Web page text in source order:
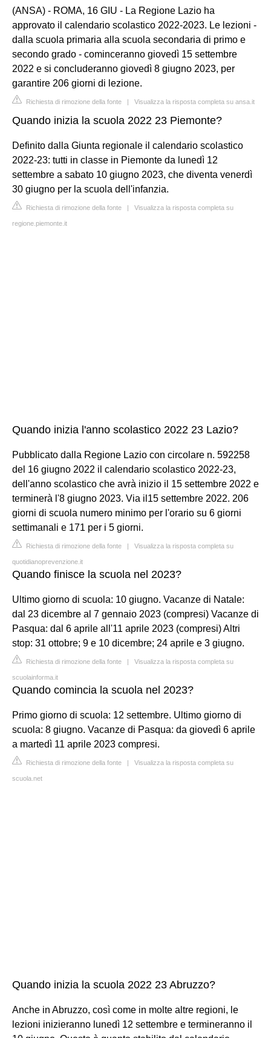
(ANSA) - ROMA, 16 GIU - La Regione Lazio ha
approvato il calendario scolastico 2022-2023. Le lezioni -
dalla scuola primaria alla scuola secondaria di primo e
secondo grado - cominceranno giovedì 15 settembre
2022 e si concluderanno giovedì 8 giugno 2023, per
garantire 206 giorni di lezione.
Richiesta di rimozione della fonte | Visualizza la risposta completa su ansa.it
Quando inizia la scuola 2022 23 Piemonte?
Definito dalla Giunta regionale il calendario scolastico
2022-23: tutti in classe in Piemonte da lunedì 12
settembre a sabato 10 giugno 2023, che diventa venerdì
30 giugno per la scuola dell'infanzia.
Richiesta di rimozione della fonte | Visualizza la risposta completa su
regione.piemonte.it
Quando inizia l'anno scolastico 2022 23 Lazio?
Pubblicato dalla Regione Lazio con circolare n. 592258
del 16 giugno 2022 il calendario scolastico 2022-23,
dell'anno scolastico che avrà inizio il 15 settembre 2022 e
terminerà l'8 giugno 2023. Via il15 settembre 2022. 206
giorni di scuola numero minimo per l'orario su 6 giorni
settimanali e 171 per i 5 giorni.
Richiesta di rimozione della fonte | Visualizza la risposta completa su
quotidianoprevenzione.it
Quando finisce la scuola nel 2023?
Ultimo giorno di scuola: 10 giugno. Vacanze di Natale:
dal 23 dicembre al 7 gennaio 2023 (compresi) Vacanze di
Pasqua: dal 6 aprile all'11 aprile 2023 (compresi) Altri
stop: 31 ottobre; 9 e 10 dicembre; 24 aprile e 3 giugno.
Richiesta di rimozione della fonte | Visualizza la risposta completa su
scuolainforma.it
Quando comincia la scuola nel 2023?
Primo giorno di scuola: 12 settembre. Ultimo giorno di
scuola: 8 giugno. Vacanze di Pasqua: da giovedì 6 aprile
a martedì 11 aprile 2023 compresi.
Richiesta di rimozione della fonte | Visualizza la risposta completa su
scuola.net
Quando inizia la scuola 2022 23 Abruzzo?
Anche in Abruzzo, così come in molte altre regioni, le
lezioni inizieranno lunedì 12 settembre e termineranno il